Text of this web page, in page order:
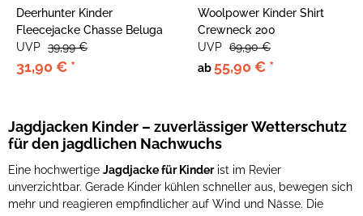
Deerhunter Kinder
Fleecejacke Chasse Beluga
31,90 € *
UVP 39,99 €
Woolpower Kinder Shirt
Crewneck 200
ab 55,90 € *
UVP 69,90 €
Jagdjacken Kinder – zuverlässiger Wetterschutz
für den jagdlichen Nachwuchs
Eine hochwertige Jagdjacke für Kinderist im Revier
unverzichtbar. Gerade Kinder kühlen schneller aus, bewegen sich
mehr und reagieren empfindlicher auf Wind und Nässe. Die